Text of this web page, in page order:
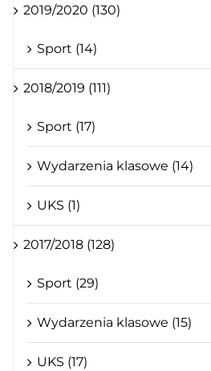
2019/2020 (130)
Sport (14)
2018/2019 (111)
Sport (17)
Wydarzenia klasowe (14)
UKS (1)
2017/2018 (128)
Sport (29)
Wydarzenia klasowe (15)
UKS (17)